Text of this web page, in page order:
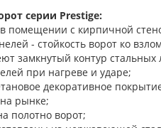
серии Prestige:
помещении с кирпичной
- стойкость ворот ко
замкнутый контур
при нагреве и ударе;
декоративное
рынке;
полотно ворот;